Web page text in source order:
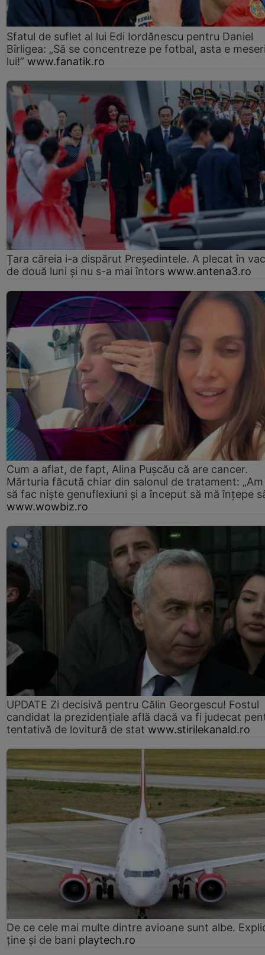
Sfatul de suflet al lui Edi Iordănescu pentru Daniel
Bîrligea: „Să se concentreze pe fotbal, asta e
lui!” www.fanatik.ro
Țara căreia i-a dispărut Președintele. A plecat în
de două luni și nu s-a mai întors www.antena3.ro
Cum a aflat, de fapt, Alina Pușcău că are cancer.
Mărturia făcută chiar din salonul de tratament:
să fac niște genuflexiuni și a început să mă înțepe
www.wowbiz.ro
UPDATE Zi decisivă pentru Călin Georgescu! Fostul
candidat la prezidențiale află dacă va fi judecat
tentativă de lovitură de stat www.stirilekanald.ro
De ce cele mai multe dintre avioane sunt albe.
ține și de bani playtech.ro